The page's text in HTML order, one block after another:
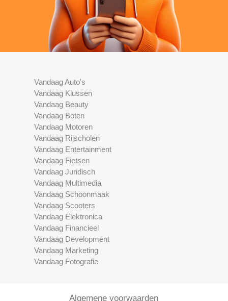
Vandaag Auto's
Vandaag Klussen
Vandaag Beauty
Vandaag Boten
Vandaag Motoren
Vandaag Rijscholen
Vandaag Entertainment
Vandaag Fietsen
Vandaag Juridisch
Vandaag Multimedia
Vandaag Schoonmaak
Vandaag Scooters
Vandaag Elektronica
Vandaag Financieel
Vandaag Development
Vandaag Marketing
Vandaag Fotografie
Algemene voorwaarden